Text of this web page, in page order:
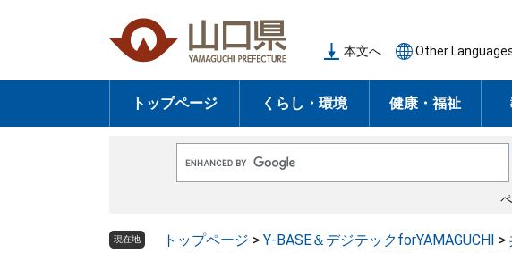
の
頭
ー
飛
本文へ Other
トップページ くらし・環境 健康・福祉
o
e
現在地 トップページ > Y-BASE＆デジテックforYAMAGUCHI >